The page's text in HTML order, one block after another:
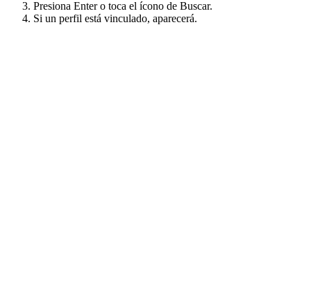
Presiona Enter o toca el ícono de Buscar.
Si un perfil está vinculado, aparecerá.